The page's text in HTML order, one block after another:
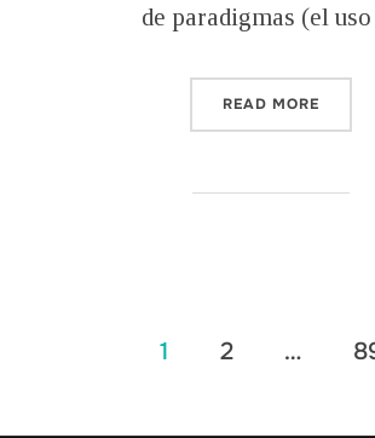
de paradigmas (el
READ MORE
1 2 …